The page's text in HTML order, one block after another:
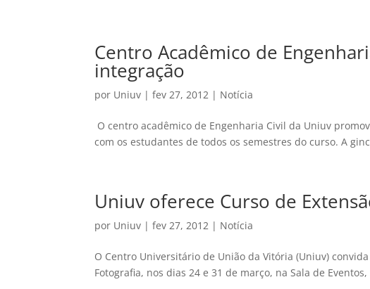
Centro Acadêmico de
integração
por Uniuv |fev 27, 2012 | Notícia
O centro acadêmico de Engenharia Civil da Uniuv
com os estudantes de todos os semestres do curso. A
Uniuv oferece Curso de
por Uniuv |fev 27, 2012 | Notícia
O Centro Universitário de União da Vitória (Uniuv)
Fotografia, nos dias 24 e 31 de março, na Sala de